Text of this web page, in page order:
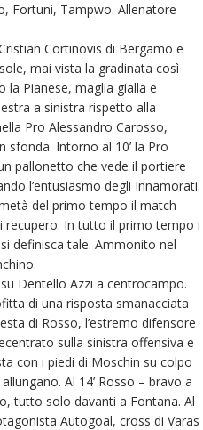
Fortuni, Tampwo. Allenatore
Cortinovis di Bergamo e
mai vista la gradinata così
la Pianese, maglia gialla e
a sinistra rispetto alla
Pro Alessandro Carosso,
sfonda. Intorno al 10’ la Pro
pallonetto che vede il portiere
l’entusiasmo degli Innamorati.
del primo tempo il match
recupero. In tutto il primo tempo i
definisca tale. Ammonito nel
Dentello Azzi a centrocampo.
di una risposta smanacciata
di Rosso, l’estremo difensore
sulla sinistra offensiva e
con i piedi di Moschin su colpo
Al 14’ Rosso – bravo a
tutto solo davanti a Fontana. Al
Autogoal, cross di Varas